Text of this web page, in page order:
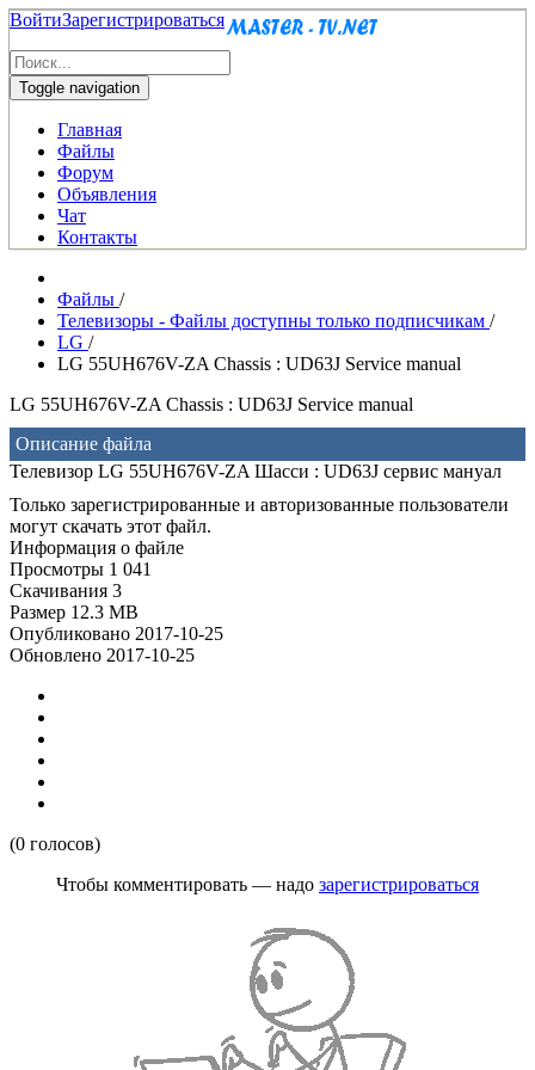
ВойтиЗарегистрироваться
Toggle navigation
Главная
Файлы
Форум
Объявления
Чат
Контакты
Файлы /
Телевизоры - Файлы доступны только подписчикам /
LG /
LG 55UH676V-ZA Chassis : UD63J Service manual
LG 55UH676V-ZA Chassis : UD63J Service manual
Описание файла
Телевизор LG 55UH676V-ZA Шасси : UD63J сервис мануал
Только зарегистрированные и авторизованные пользователи
могут скачать этот файл.
Информация о файле
Просмотры 1 041
Скачивания 3
Размер 12.3 MB
Опубликовано 2017-10-25
Обновлено 2017-10-25
(0 голосов)
Чтобы комментировать — надо зарегистрироваться